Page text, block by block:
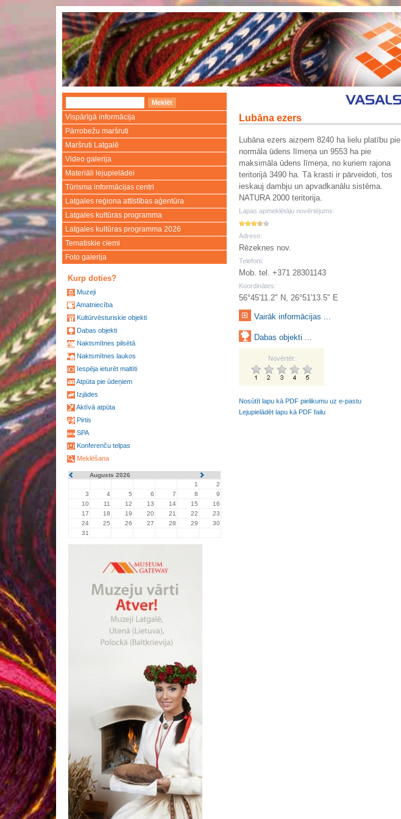
Vispārīgā informācija
Pārrobežu maršruti
Maršruti Latgalē
Video galerija
Materiāli lejupielādei
Tūrisma informācijas centri
Latgales reģiona attīstības aģentūra
Latgales kultūras programma
Latgales kultūras programma 2026
Tematiskie ciemi
Foto galerija
Kurp doties?
Muzeji
Amatniecība
Kultūrvēsturiskie objekti
Dabas objekti
Naktsmītnes pilsētā
Naktsmītnes laukos
Iespēja ieturēt maltīti
Atpūta pie ūdeņiem
Izjādes
Aktīvā atpūta
Pirtis
SPA
Konferenču telpas
Meklēšana
Augusts 2026
1
2
3
4 5 6 7 8
9
10
11 12 13 14 15
16
17
18 19 20 21 22
23
24
25 26 27 28 29
30
31
Lubāna ezers
Lubāna ezers aizņem 8240 ha lielu platību pie
normāla ūdens līmeņa un 9553 ha pie
maksimāla ūdens līmeņa, no kuriem rajona
teritorijā 3490 ha. Tā krasti ir pārveidoti, tos
ieskauj dambju un apvadkanālu sistēma.
NATURA 2000 teritorija.
Lapas apmeklētāju novērtējums:
Adrese:
Rēzeknes nov.
Telefoni:
Mob. tel. +371 28301143
Koordinātes:
56°45'11.2" N, 26°51'13.5" E
Vairāk informācijas ...
Dabas objekti ...
Novērtēt:
Nosūtīt lapu kā PDF pielikumu uz e-pastu
Lejupielādēt lapu kā PDF failu